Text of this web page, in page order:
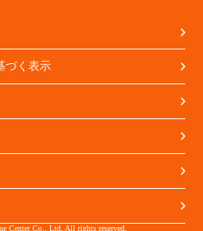
づく表示
Center Co., Ltd. All rights reserved.